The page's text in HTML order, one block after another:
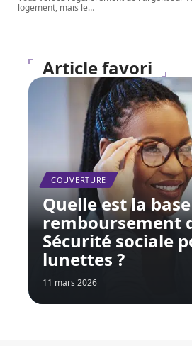
logement, mais le…
Article favori
COUVERTURE
Quelle est la
remboursement
Sécurité sociale
lunettes ?
11 mars 2026